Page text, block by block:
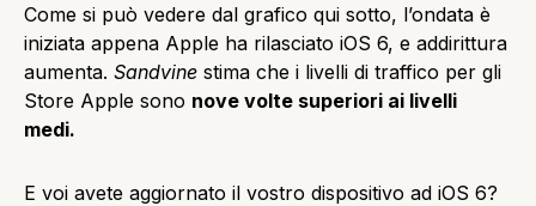
Come si può vedere dal grafico qui sotto, l’ondata è
iniziata appena Apple ha rilasciato iOS 6, e addirittura
aumenta. Sandvine stima che i livelli di traffico per gli
Store Apple sono nove volte superiori ai livelli
medi.
E voi avete aggiornato il vostro dispositivo ad iOS 6?